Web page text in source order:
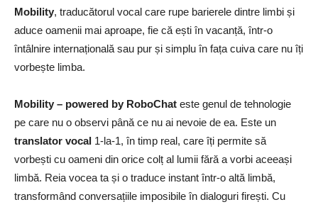
Mobility, traducătorul vocal care rupe barierele dintre limbi și
aduce oamenii mai aproape, fie că ești în vacanță, într-o
întâlnire internațională sau pur și simplu în fața cuiva care nu îți
vorbește limba.
Mobility – powered by RoboChat este genul de tehnologie
pe care nu o observi până ce nu ai nevoie de ea. Este un
translator vocal 1-la-1, în timp real, care îți permite să
vorbești cu oameni din orice colț al lumii fără a vorbi aceeași
limbă. Reia vocea ta și o traduce instant într-o altă limbă,
transformând conversațiile imposibile în dialoguri firești. Cu